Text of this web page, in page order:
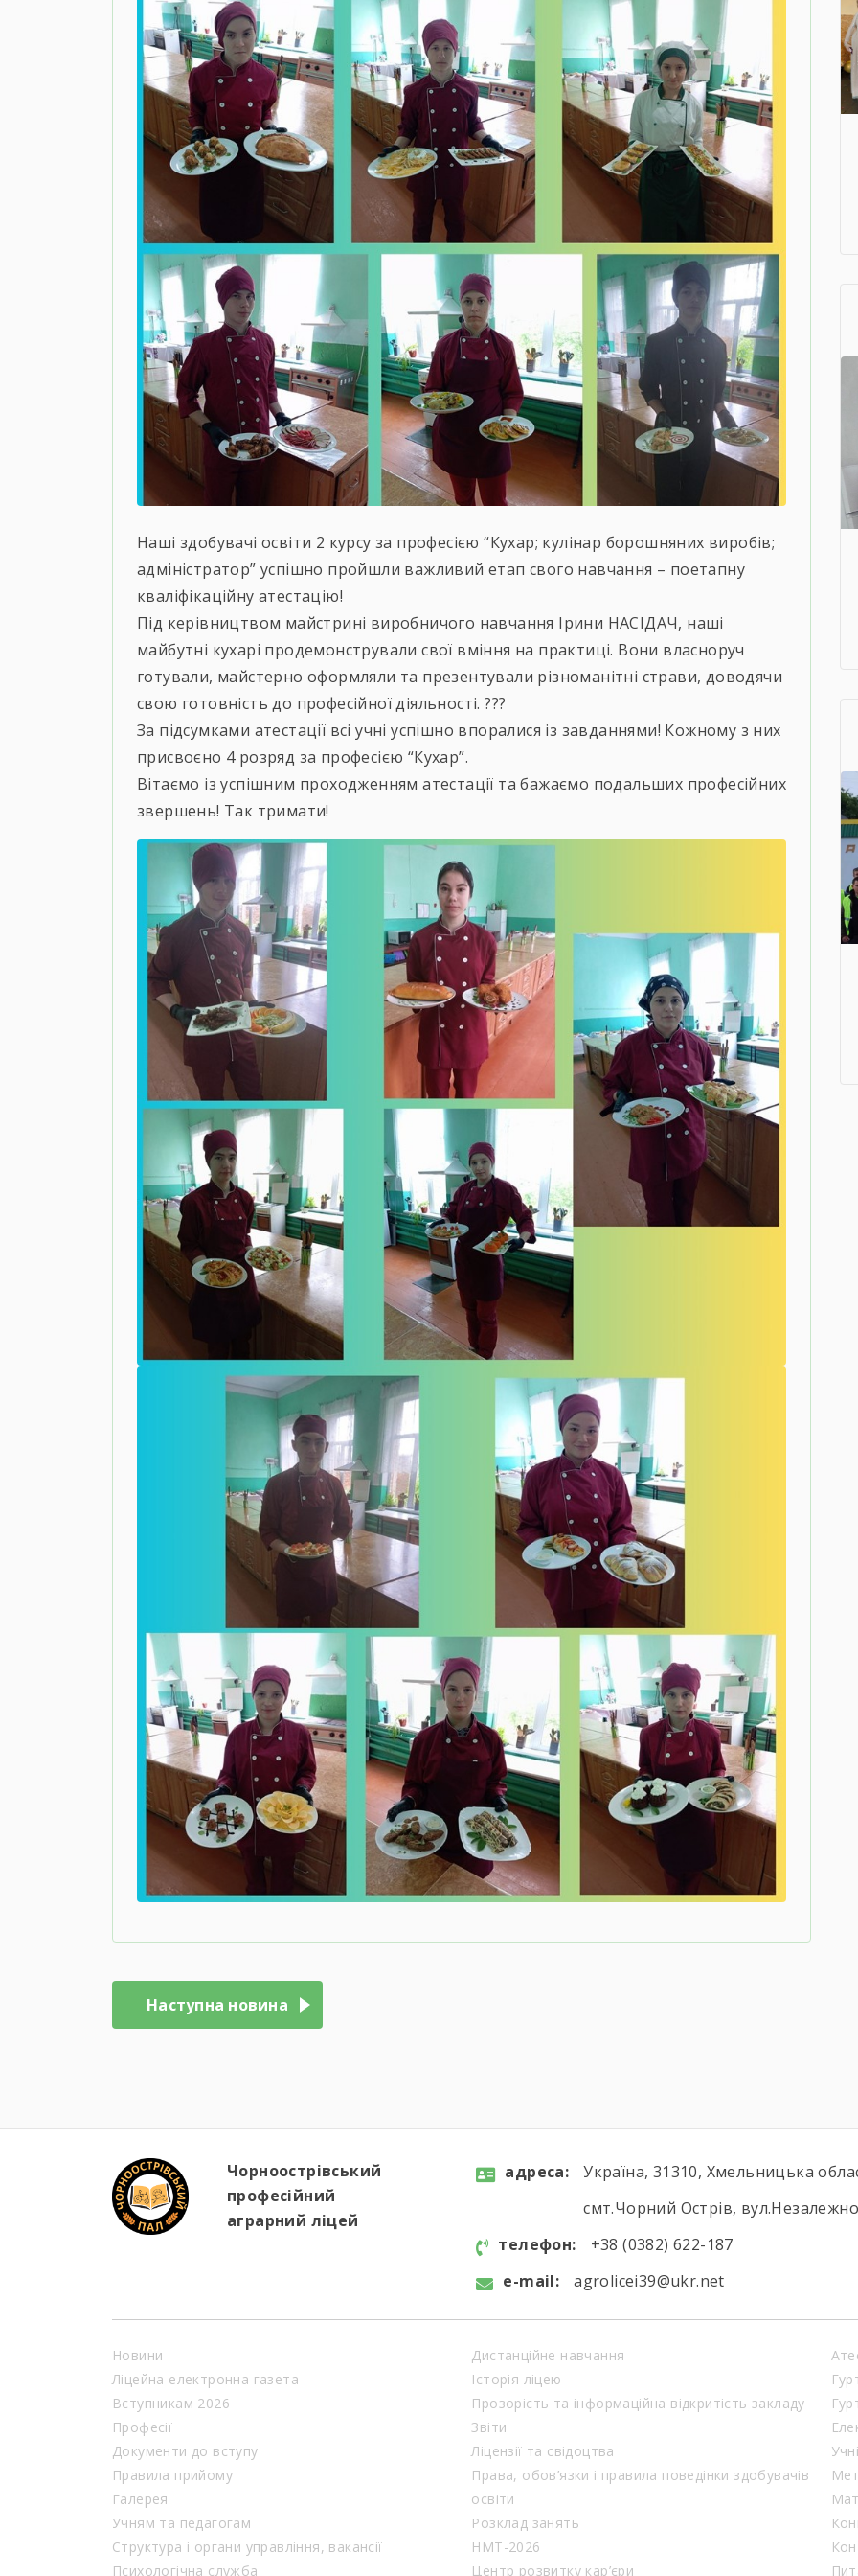
Наші здобувачі освіти 2 курсу за професією “Кухар; кулінар борошняних виробів;
адміністратор” успішно пройшли важливий етап свого навчання – поетапну
кваліфікаційну атестацію!
Під керівництвом майстрині виробничого навчання Ірини НАСІДАЧ, наші
майбутні кухарі продемонстрували свої вміння на практиці. Вони власноруч
готували, майстерно оформляли та презентували різноманітні страви, доводячи
свою готовність до професійної діяльності. ???
За підсумками атестації всі учні успішно впоралися із завданнями! Кожному з них
присвоєно 4 розряд за професією “Кухар”.
Вітаємо із успішним проходженням атестації та бажаємо подальших професійних
звершень! Так тримати!
записівНаступна новина
Чорноострівський
професійний
аграрний ліцей
aдресa:
Україна, 31310, Хмельницька
смт.Чорний Острів,
телефон:
+38 (0382) 622-187
e-mail:
agrolicei39@ukr.net
Новини
Ліцейна електронна газета
Вступникам 2026
Професії
Документи до вступу
Правила прийому
Галерея
Учням та педагогам
Структура і органи управління, вакансії
Психологічна служба
Дистанційне навчання
Історія ліцею
Прозорість та інформаційна відкритість закладу
Звіти
Ліцензії та свідоцтва
Права, обов’язки і правила поведінки здобувачів
освіти
Розклад занять
НМТ-2026
Центр розвитку кар’єри